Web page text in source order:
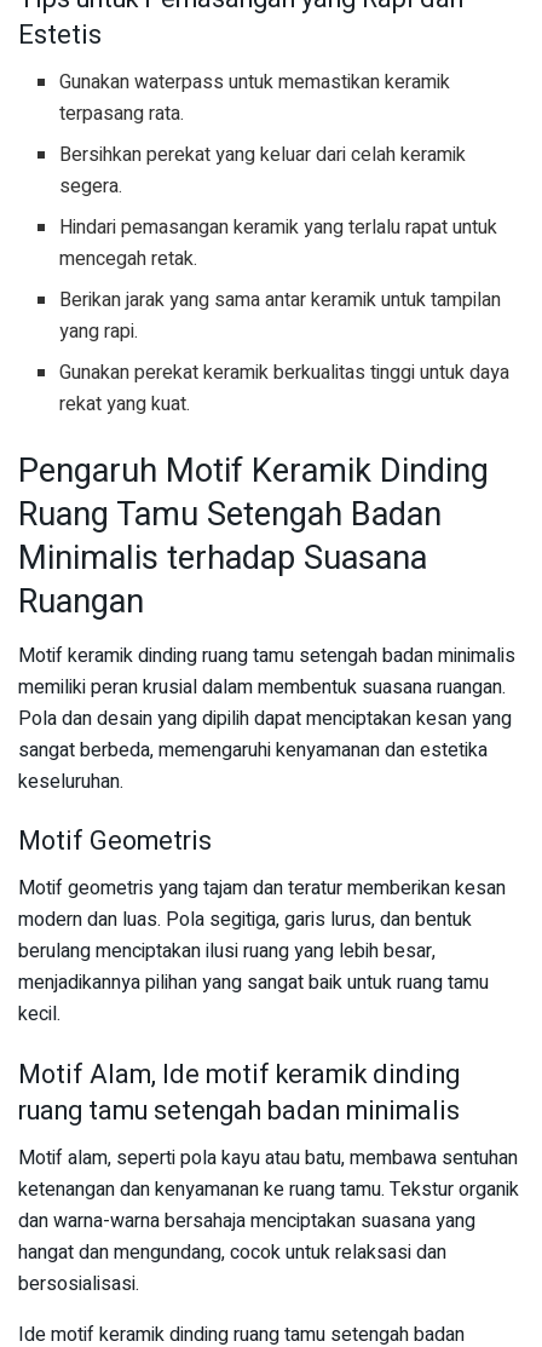
Estetis
Gunakan waterpass untuk memastikan keramik
terpasang rata.
Bersihkan perekat yang keluar dari celah keramik
segera.
Hindari pemasangan keramik yang terlalu rapat untuk
mencegah retak.
Berikan jarak yang sama antar keramik untuk tampilan
yang rapi.
Gunakan perekat keramik berkualitas tinggi untuk daya
rekat yang kuat.
Pengaruh Motif Keramik Dinding
Ruang Tamu Setengah Badan
Minimalis terhadap Suasana
Ruangan
Motif keramik dinding ruang tamu setengah badan minimalis
memiliki peran krusial dalam membentuk suasana ruangan.
Pola dan desain yang dipilih dapat menciptakan kesan yang
sangat berbeda, memengaruhi kenyamanan dan estetika
keseluruhan.
Motif Geometris
Motif geometris yang tajam dan teratur memberikan kesan
modern dan luas. Pola segitiga, garis lurus, dan bentuk
berulang menciptakan ilusi ruang yang lebih besar,
menjadikannya pilihan yang sangat baik untuk ruang tamu
kecil.
Motif Alam, Ide motif keramik dinding
ruang tamu setengah badan minimalis
Motif alam, seperti pola kayu atau batu, membawa sentuhan
ketenangan dan kenyamanan ke ruang tamu. Tekstur organik
dan warna-warna bersahaja menciptakan suasana yang
hangat dan mengundang, cocok untuk relaksasi dan
bersosialisasi.
Ide motif keramik dinding ruang tamu setengah badan